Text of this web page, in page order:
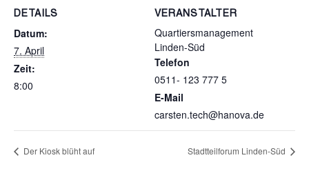
DETAILS
Datum:
7. April
Zeit:
8:00
VERANSTALTER
Quartiersmanagement
Linden-Süd
Telefon
0511- 123 777 5
E-Mail
carsten.tech@hanova.de
Der Kiosk blüht auf Stadtteilforum Linden-Süd